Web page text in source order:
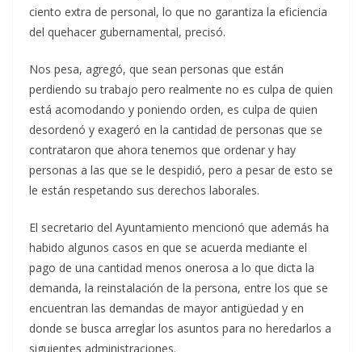
ciento extra de personal, lo que no garantiza la eficiencia
del quehacer gubernamental, precisó.
Nos pesa, agregó, que sean personas que están
perdiendo su trabajo pero realmente no es culpa de quien
está acomodando y poniendo orden, es culpa de quien
desordenó y exageró en la cantidad de personas que se
contrataron que ahora tenemos que ordenar y hay
personas a las que se le despidió, pero a pesar de esto se
le están respetando sus derechos laborales.
El secretario del Ayuntamiento mencionó que además ha
habido algunos casos en que se acuerda mediante el
pago de una cantidad menos onerosa a lo que dicta la
demanda, la reinstalación de la persona, entre los que se
encuentran las demandas de mayor antigüedad y en
donde se busca arreglar los asuntos para no heredarlos a
siguientes administraciones.